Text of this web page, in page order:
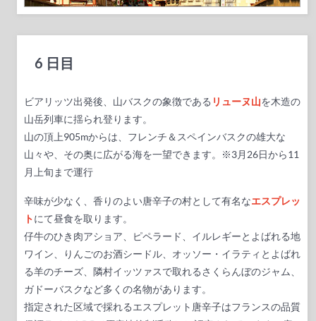
6 日目
ビアリッツ出発後、 山バスクの象徴である リューヌ山を木造の
山岳列車に揺られ登ります。
山の頂上905mからは、フレンチ＆スペインバスクの雄大な
山々や、その奥に広がる海を一望できます。※3月26日から11
月上旬まで運行
辛味が少なく、香りのよい唐辛子の村として有名なエスプレッ
トにて昼食を取ります。
仔牛のひき肉アショア、ピペラード、イルレギーとよばれる地
ワイン、りんごのお酒シードル、オッソー・イラティとよばれ
る羊のチーズ、隣村イッツァスで取れるさくらんぼのジャム、
ガドーバスクなど多くの名物があります。
指定された区域で採れるエスプレット唐辛子はフランスの品質